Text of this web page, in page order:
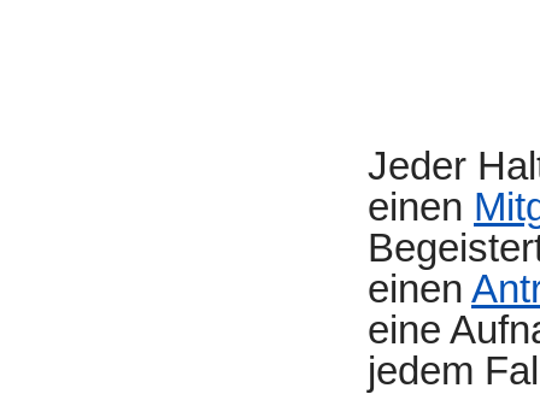
Jeder
einen
einen
eine
jedem